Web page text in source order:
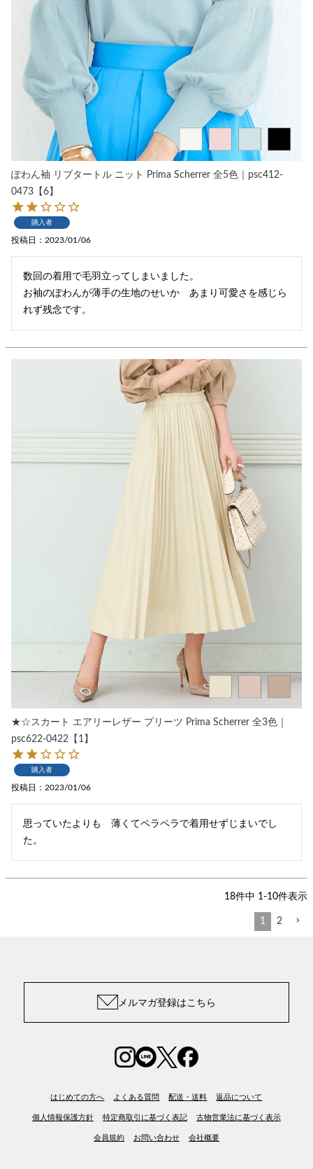
ぽわん袖 リブタートル ニット Prima Scherrer 全5色｜psc412-
0473【6】
購入者
投稿日 2023/01/06
数回の着用で毛羽立ってしまいました。
お袖のぽわんが薄手の生地のせいか　あまり可愛さを感じら
れず残念です。
★☆スカート エアリーレザー プリーツ Prima Scherrer 全3色｜
psc622-0422【1】
購入者
投稿日 2023/01/06
思っていたよりも　薄くてペラペラで着用せずじまいでし
た。
18件中 1-10件表示
1 2
メルマガ登録はこちら
はじめての方へ よくある質問 配送・送料 返品について
個人情報保護方針 特定商取引に基づく表記 古物営業法に基づく表示
会員規約 お問い合わせ 会社概要